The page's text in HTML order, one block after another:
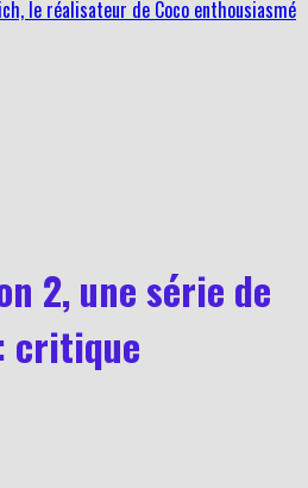
le réalisateur de Coco enthousiasmé
2, une série de
critique